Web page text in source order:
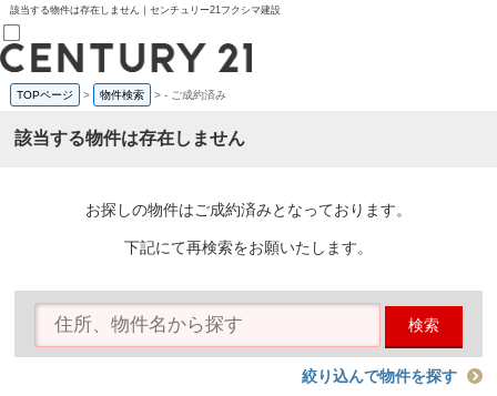
該当する物件は存在しません｜センチュリー21フクシマ建設
売買部
0120-800-844
賃貸部
会員メニュー
物件を探す
購入TOP
条件から探す
TOPページ > 物件検索 >- ご成約済み
該当する物件は存在しません
お探しの物件はご成約済みとなっております。
下記にて再検索をお願いたします。
検索
絞り込んで物件を探す